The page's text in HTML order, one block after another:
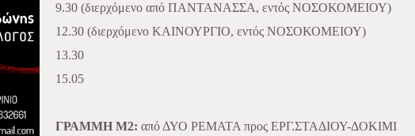
9.30 (διερχόμενο από ΠΑΝΤΑΝΑΣΣΑ, εντός ΝΟΣΟΚΟΜΕΙΟΥ)
12.30 (διερχόμενο ΚΑΙΝΟΥΡΓΙΟ, εντός ΝΟΣΟΚΟΜΕΙΟΥ)
13.30
15.05
ΓΡΑΜΜΗ Μ2: από ΔΥΟ ΡΕΜΑΤΑ προς ΕΡΓ.ΣΤΑΔΙΟΥ-ΔΟΚΙΜΙ